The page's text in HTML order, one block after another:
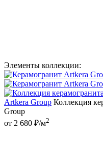
Элементы коллекции:
Artkera Group Коллекция
Group
от 2 680 ₽/м2